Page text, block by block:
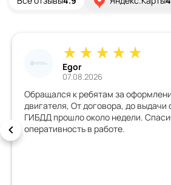
02.08.2026
Хорошая организация, всё
всегда на связи, документы
внесенными изменениями
первого раза. Спасибо, всем